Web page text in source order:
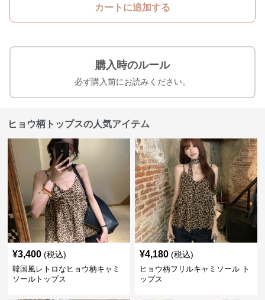
カートに追加する
購入時のルール
必ず購入前にお読みください。
ヒョウ柄トップスの人気アイテム
¥3,400 (税込)
韓国風レトロなヒョウ柄キャミ
ソールトップス
¥4,180 (税込)
ヒョウ柄フリルキャミソール ト
ップス